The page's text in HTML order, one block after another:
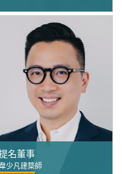
名董事
少凡建築師